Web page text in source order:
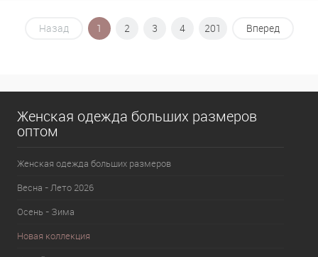
В корзину
Назад 1 2 3 4 201 Вперед
Женская одежда больших размеров
оптом
Женская одежда больших размеров
Весна - Лето 2026
Осень - Зима
Новая коллекция